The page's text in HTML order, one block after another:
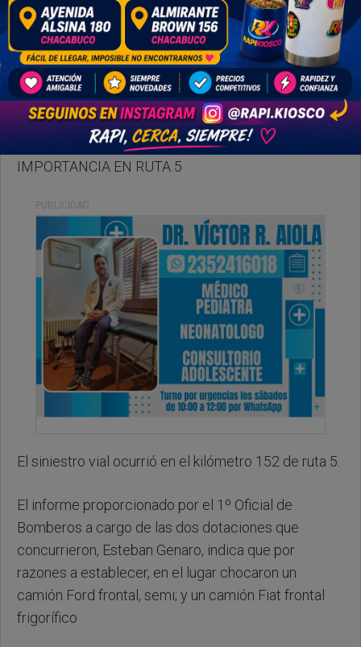
Miercoles, 12 de Abril de 2023 . 21:02 Hs.
DOS CAMIONES PROTAGONIZARON CHOQUE DE
IMPORTANCIA EN RUTA 5
PUBLICIDAD
El siniestro vial ocurrió en el kilómetro 152 de ruta 5.
El informe proporcionado por el 1º Oficial de
Bomberos a cargo de las dos dotaciones que
concurrieron, Esteban Genaro, indica que por
razones a establecer, en el lugar chocaron un
camión Ford frontal, semi; y un camión Fiat frontal
frigorífico